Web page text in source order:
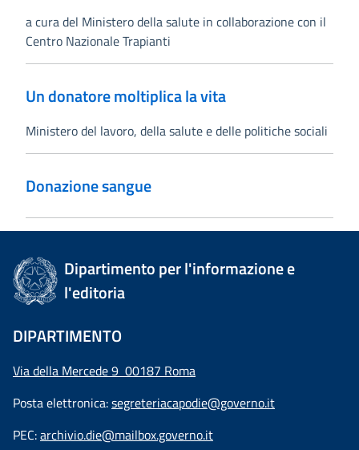
a cura del Ministero della salute in collaborazione con il
Centro Nazionale Trapianti
Un donatore moltiplica la vita
Ministero del lavoro, della salute e delle politiche sociali
Donazione sangue
Dipartimento per l'informazione e
l'editoria
DIPARTIMENTO
Via della Mercede 9 00187 Roma
Posta elettronica:segreteriacapodie@governo.it
PEC:archivio.die@mailbox.governo.it